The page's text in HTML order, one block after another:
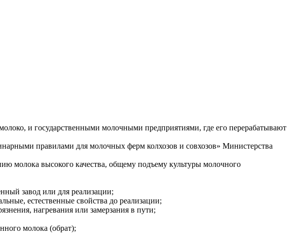
и государственными молочными предприятиями, где его перерабатывают
правилами для молочных ферм колхозов и совхозов» Министерства
молока высокого качества, общему подъему культуры молочного
завод или для реализации;
естественные свойства до реализации;
нагревания или замерзания в пути;
молока (обрат);